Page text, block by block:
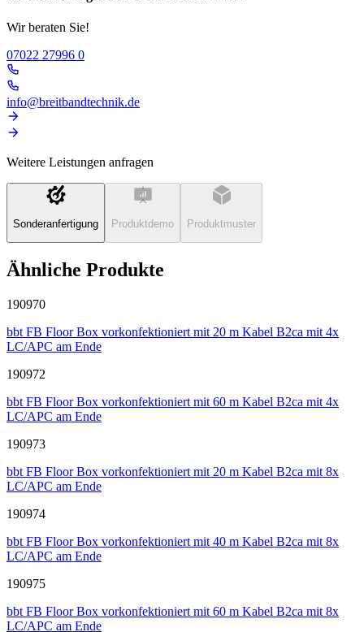
Wir beraten Sie!
07022 27996 0
info@breitbandtechnik.de
Weitere Leistungen anfragen
Sonderanfertigung Produktdemo Produktmuster
Ähnliche Produkte
190970
bbt FB Floor Box vorkonfektioniert mit 20 m Kabel B2ca mit 4x
LC/APC am Ende
190972
bbt FB Floor Box vorkonfektioniert mit 60 m Kabel B2ca mit 4x
LC/APC am Ende
190973
bbt FB Floor Box vorkonfektioniert mit 20 m Kabel B2ca mit 8x
LC/APC am Ende
190974
bbt FB Floor Box vorkonfektioniert mit 40 m Kabel B2ca mit 8x
LC/APC am Ende
190975
bbt FB Floor Box vorkonfektioniert mit 60 m Kabel B2ca mit 8x
LC/APC am Ende